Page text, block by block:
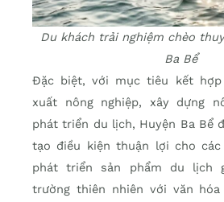
Du khách trải nghiệm chèo
Ba Bể
Đặc biệt, với mục tiêu kết hợp
xuất nông nghiệp, xây dựng
phát triển du lịch, Huyện Ba Bể
tạo điều kiện thuận lợi cho
phát triển sản phẩm du lịch
trường thiên nhiên với văn